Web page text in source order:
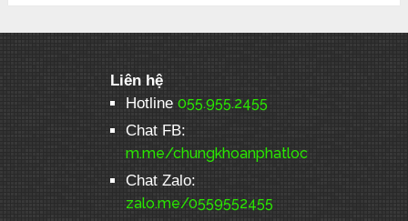
Liên hệ
Hotline 055.955.2455
Chat FB:
m.me/chungkhoanphatloc
Chat Zalo:
zalo.me/0559552455